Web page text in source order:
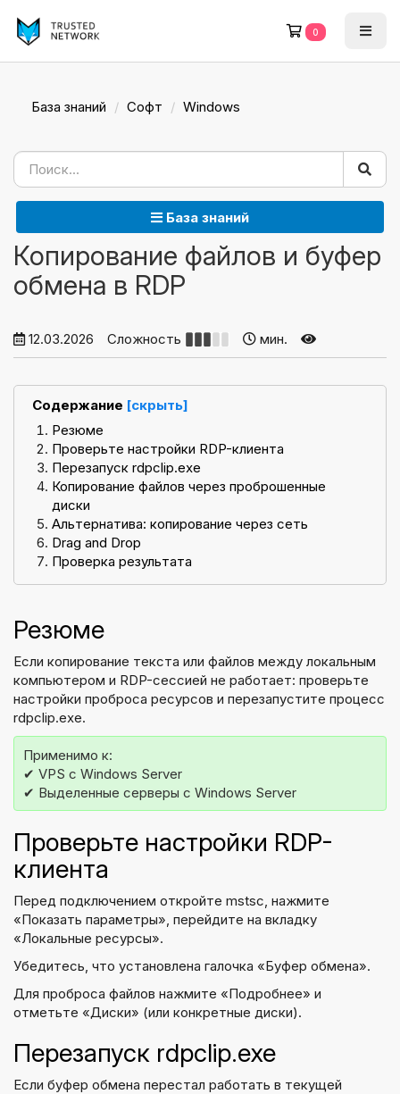
0
База знаний Софт Windows
База знаний
Копирование файлов и буфер
обмена в RDP
12.03.2026 Сложность мин.
Содержание [скрыть]
Резюме
Проверьте настройки RDP-клиента
Перезапуск rdpclip.exe
Копирование файлов через проброшенные
диски
Альтернатива: копирование через сеть
Drag and Drop
Проверка результата
Резюме
Если копирование текста или файлов между локальным
компьютером и RDP-сессией не работает: проверьте
настройки проброса ресурсов и перезапустите процесс
rdpclip.exe.
Применимо к:
✔ VPS с Windows Server
✔ Выделенные серверы с Windows Server
Проверьте настройки RDP-
клиента
Перед подключением откройте mstsc, нажмите
«Показать параметры», перейдите на вкладку
«Локальные ресурсы».
Убедитесь, что установлена галочка «Буфер обмена».
Для проброса файлов нажмите «Подробнее» и
отметьте «Диски» (или конкретные диски).
Перезапуск rdpclip.exe
Если буфер обмена перестал работать в текущей